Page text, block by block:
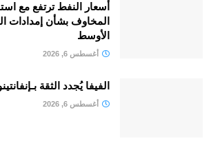
أسعار النفط ترتفع مع
المخاوف بشأن إمدادات
الأوسط
أغسطس 6, 2026
الفيفا يُجدد الثقة
أغسطس 6, 2026